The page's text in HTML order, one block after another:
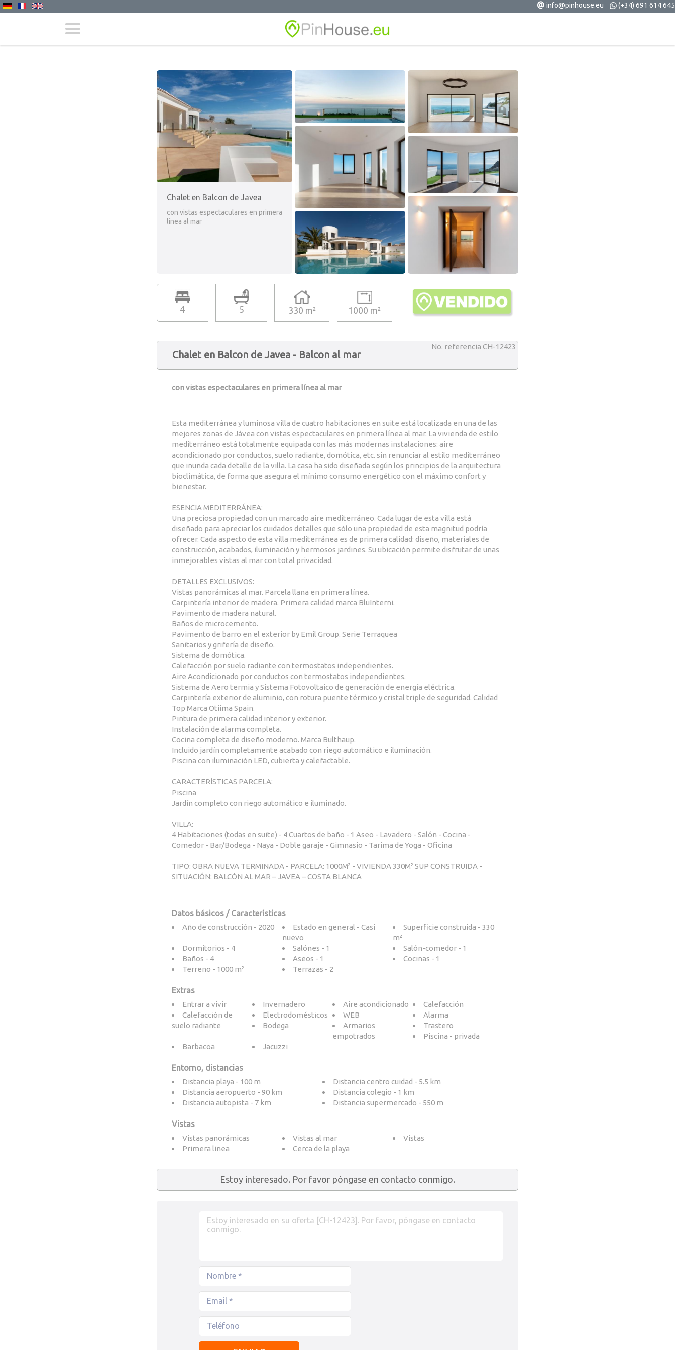
@ info@pinhouse.eu (+34) 691 614 645
Chalet en Balcon de Javea
con vistas espectaculares en primera
línea al mar
4 5 330 m² 1000 m²
No. referencia CH-12423
Chalet en Balcon de Javea - Balcon al mar
con vistas espectaculares en primera línea al mar
Esta mediterránea y luminosa villa de cuatro habitaciones en suite está localizada en una de las
mejores zonas de Jávea con vistas espectaculares en primera línea al mar. La vivienda de estilo
mediterráneo está totalmente equipada con las más modernas instalaciones: aire
acondicionado por conductos, suelo radiante, domótica, etc. sin renunciar al estilo mediterráneo
que inunda cada detalle de la villa. La casa ha sido diseñada según los principios de la arquitectura
bioclimática, de forma que asegura el mínimo consumo energético con el máximo confort y
bienestar.
ESENCIA MEDITERRÁNEA:
Una preciosa propiedad con un marcado aire mediterráneo. Cada lugar de esta villa está
diseñado para apreciar los cuidados detalles que sólo una propiedad de esta magnitud podría
ofrecer. Cada aspecto de esta villa mediterránea es de primera calidad: diseño, materiales de
construcción, acabados, iluminación y hermosos jardines. Su ubicación permite disfrutar de unas
inmejorables vistas al mar con total privacidad.
DETALLES EXCLUSIVOS:
Vistas panorámicas al mar. Parcela llana en primera línea.
Carpintería interior de madera. Primera calidad marca BluInterni.
Pavimento de madera natural.
Baños de microcemento.
Pavimento de barro en el exterior by Emil Group. Serie Terraquea
Sanitarios y grifería de diseño.
Sistema de domótica.
Calefacción por suelo radiante con termostatos independientes.
Aire Acondicionado por conductos con termostatos independientes.
Sistema de Aero termia y Sistema Fotovoltaico de generación de energía eléctrica.
Carpintería exterior de aluminio, con rotura puente térmico y cristal triple de seguridad. Calidad
Top Marca Otiima Spain.
Pintura de primera calidad interior y exterior.
Instalación de alarma completa.
Cocina completa de diseño moderno. Marca Bulthaup.
Incluido jardín completamente acabado con riego automático e iluminación.
Piscina con iluminación LED, cubierta y calefactable.
CARACTERÍSTICAS PARCELA:
Piscina
Jardín completo con riego automático e iluminado.
VILLA:
4 Habitaciones (todas en suite) - 4 Cuartos de baño - 1 Aseo - Lavadero - Salón - Cocina -
Comedor - Bar/Bodega - Naya - Doble garaje - Gimnasio - Tarima de Yoga - Oficina
TIPO: OBRA NUEVA TERMINADA - PARCELA: 1000M² - VIVIENDA 330M² SUP CONSTRUIDA -
SITUACIÓN: BALCÓN AL MAR – JAVEA – COSTA BLANCA
Datos básicos / Características
Año de construcción - 2020
Estado en general - Casi
nuevo
Superficie construida - 330
m²
Dormitorios - 4
Salónes - 1
Salón-comedor - 1
Baños - 4
Aseos - 1
Cocinas - 1
Terreno - 1000 m²
Terrazas - 2
Extras
Entrar a vivir Invernadero Aire acondicionado
Calefacción
Calefacción de
suelo radiante
Electrodomésticos WEB
Alarma
Bodega
Armarios
empotrados
Trastero
Piscina - privada
Barbacoa
Jacuzzi
Entorno, distancias
Distancia playa - 100 m
Distancia centro cuidad - 5.5 km
Distancia aeropuerto - 90 km
Distancia colegio - 1 km
Distancia autopista - 7 km
Distancia supermercado - 550 m
Vistas
Vistas panorámicas Vistas al mar
Vistas
Primera linea
Cerca de la playa